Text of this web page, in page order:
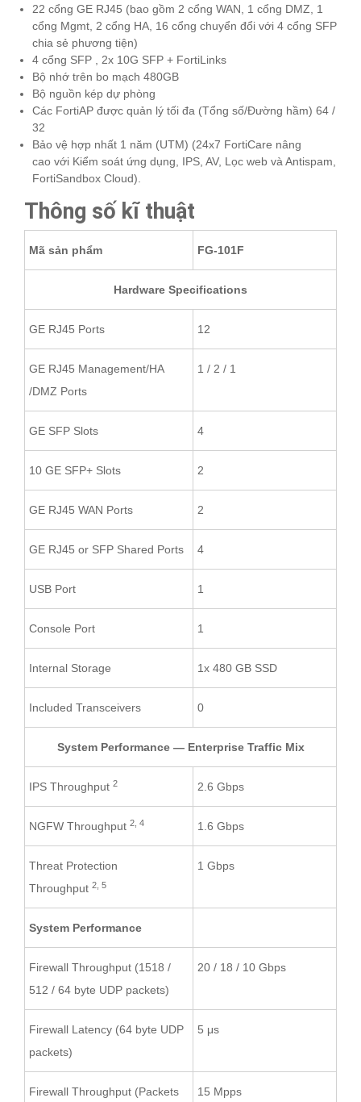
22 cổng GE RJ45 (bao gồm 2 cổng WAN, 1 cổng DMZ, 1
cổng Mgmt, 2 cổng HA, 16 cổng chuyển đổi với 4 cổng SFP
chia sẻ phương tiện)
4 cổng SFP , 2x 10G SFP + FortiLinks
Bộ nhớ trên bo mạch 480GB
Bộ nguồn kép dự phòng
Các FortiAP được quản lý tối đa (Tổng số/Đường hầm) 64 /
32
Bảo vệ hợp nhất 1 năm (UTM) (24x7 FortiCare nâng
cao với Kiểm soát ứng dụng, IPS, AV, Lọc web và Antispam,
FortiSandbox Cloud).
Thông số kĩ thuật
Mã sản phẩm FG-101F
Hardware Specifications
GE RJ45 Ports 12
GE RJ45 Management/HA
/DMZ Ports
1 / 2 / 1
GE SFP Slots 4
10 GE SFP+ Slots 2
GE RJ45 WAN Ports 2
GE RJ45 or SFP Shared Ports 4
USB Port 1
Console Port 1
Internal Storage 1x 480 GB SSD
Included Transceivers 0
System Performance — Enterprise Traffic Mix
IPS Throughput 2 2.6 Gbps
NGFW Throughput 2, 4 1.6 Gbps
Threat Protection
Throughput 2, 5
1 Gbps
System Performance
Firewall Throughput (1518 /
512 / 64 byte UDP packets)
20 / 18 / 10 Gbps
Firewall Latency (64 byte UDP
packets)
5 μs
Firewall Throughput (Packets
15 Mpps